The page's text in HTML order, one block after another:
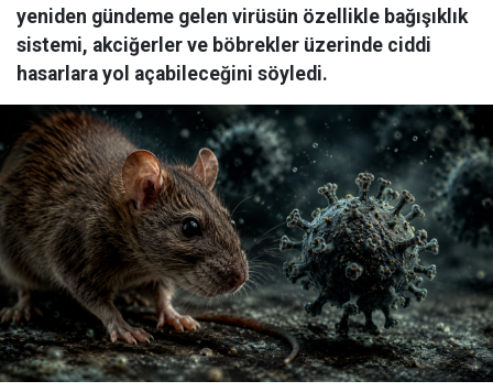
yeniden gündeme gelen virüsün özellikle bağışıklık
sistemi, akciğerler ve böbrekler üzerinde ciddi
hasarlara yol açabileceğini söyledi.